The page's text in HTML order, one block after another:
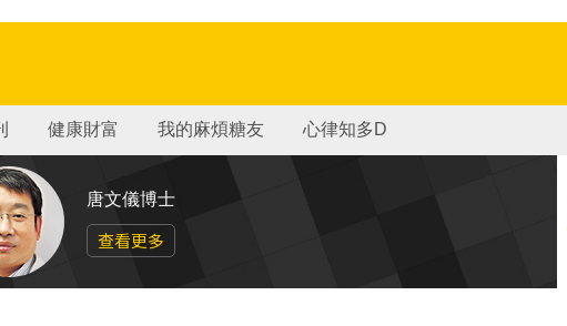
健康財富 我的麻煩糖友 心律知多D
唐文儀博士
查看更多